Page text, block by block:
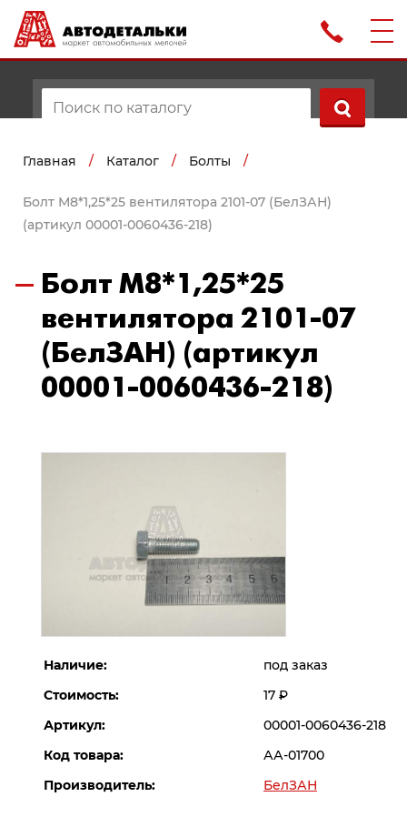
Главная / Каталог / Болты /
Болт М8*1,25*25 вентилятора 2101-07 (БелЗАН)
(артикул 00001-0060436-218)
Болт М8*1,25*25
вентилятора 2101-07
(БелЗАН) (артикул
00001-0060436-218)
Наличие:
под заказ
Стоимость:
17 Р
Артикул:
00001-0060436-218
Код товара:
АА-01700
Производитель:
БелЗАН